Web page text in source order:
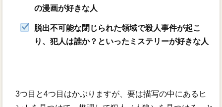
の漫画が好きな人
脱出不可能な閉じられた領域で殺人事件が起こ
り、犯人は誰か？といったミステリーが好きな人
3つ目と4つ目はかぶりますが、要は描写の中にあるヒ